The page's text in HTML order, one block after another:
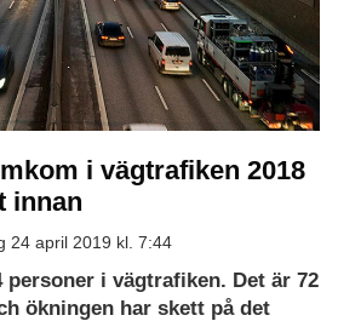
i vägtrafiken 2018
innan
24 april 2019 kl. 7:44
personer i vägtrafiken. Det är 72
ökningen har skett på det